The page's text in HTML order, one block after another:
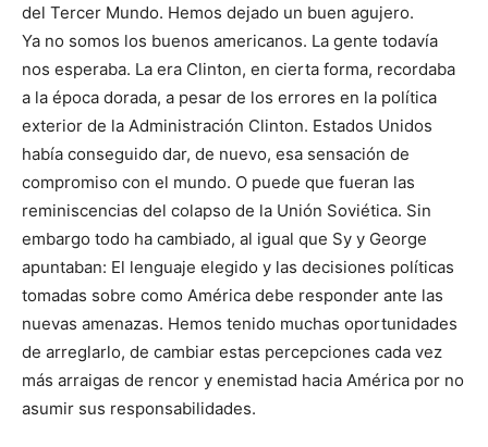
del Tercer Mundo. Hemos dejado un buen agujero.
Ya no somos los buenos americanos. La gente todavía
nos esperaba. La era Clinton, en cierta forma, recordaba
a la época dorada, a pesar de los errores en la política
exterior de la Administración Clinton. Estados Unidos
había conseguido dar, de nuevo, esa sensación de
compromiso con el mundo. O puede que fueran las
reminiscencias del colapso de la Unión Soviética. Sin
embargo todo ha cambiado, al igual que Sy y George
apuntaban: El lenguaje elegido y las decisiones políticas
tomadas sobre como América debe responder ante las
nuevas amenazas. Hemos tenido muchas oportunidades
de arreglarlo, de cambiar estas percepciones cada vez
más arraigas de rencor y enemistad hacia América por no
asumir sus responsabilidades.